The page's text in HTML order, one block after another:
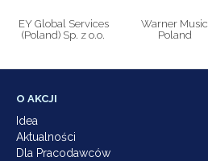
EY Global Services
(Poland) Sp. z o.o.
Warner Music
Poland
O AKCJI
Idea
Aktualności
Dla Pracodawców